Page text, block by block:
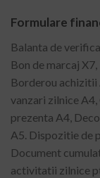
Formulare
Balanta de
Bon de marcaj
Borderou
vanzari zilnice
prezenta A4,
A5. Dispozitie de
Document
activitatii zilnice